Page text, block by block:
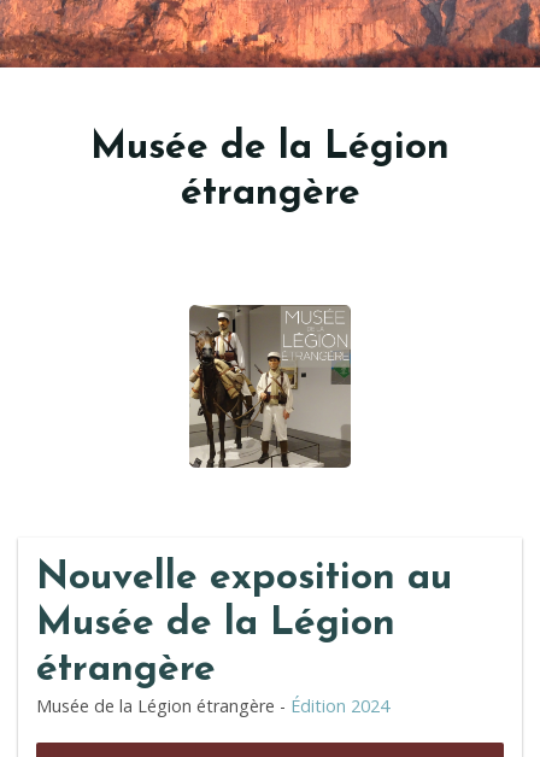
Musée de la Légion
étrangère
Nouvelle exposition au
Musée de la Légion
étrangère
Musée de la Légion étrangère - Édition 2024